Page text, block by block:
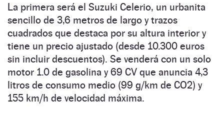
La primera será el Suzuki Celerio, un urbanita
sencillo de 3,6 metros de largo y trazos
cuadrados que destaca por su altura interior y
tiene un precio ajustado (desde 10.300 euros
sin incluir descuentos). Se venderá con un solo
motor 1.0 de gasolina y 69 CV que anuncia 4,3
litros de consumo medio (99 g/km de CO2) y
155 km/h de velocidad máxima.